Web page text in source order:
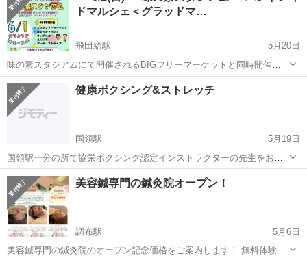
ドマルシェ＜グラッドマ…
飛田給駅
5月20日
味の素スタジアムにて開催されるBIGフリーマーケットと同時開催の
☆彡グラッドマルシェ for ハンドメイド☆彡 ハンドメイド作家が制作
したオリジナルアクセサリー・小物などアート作品 お目当ての素敵な
な作家...
東京 飛田給駅 その他
健康ボクシング&ストレッチ
国領駅
5月19日
国領駅一分の所で協栄ボクシング認定インストラクターの先生をお招
きして毎週金曜日11時〜活動しているサークルです。 ゆるゆるストレ
ッチ&健康ボクシングでストレス発散 シェイプボクシングで脂肪燃
焼。 その後にストレッチして疲...
東京 調布市 国領駅 その他
美容鍼専門の鍼灸院オープン！
調布駅
5月6日
美容鍼専門の鍼灸院のオープン記念価格をご案内します！ 無料体験キ